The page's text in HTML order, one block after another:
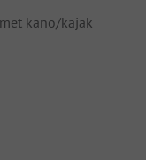
kano/kajak